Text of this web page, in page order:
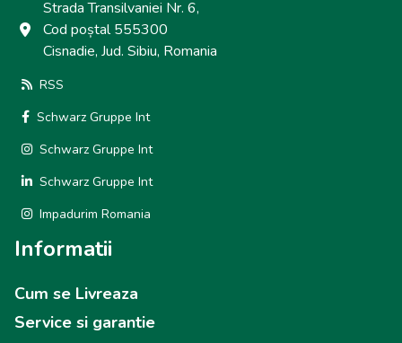
Strada Transilvaniei Nr. 6,
Cod poștal 555300
Cisnadie, Jud. Sibiu, Romania
RSS
Schwarz Gruppe Int
Schwarz Gruppe Int
Schwarz Gruppe Int
Impadurim Romania
Informatii
Cum se Livreaza
Service si garantie